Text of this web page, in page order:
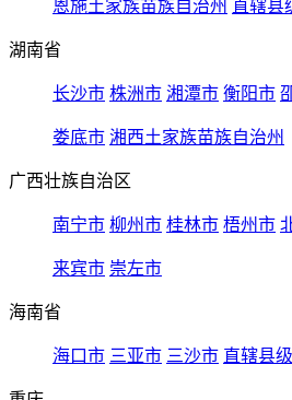
恩施土家族苗族自治州 直辖县
湖南省
长沙市 株洲市 湘潭市 衡阳市
娄底市 湘西土家族苗族自治州
广西壮族自治区
南宁市 柳州市 桂林市 梧州市
来宾市 崇左市
海南省
海口市 三亚市 三沙市 直辖县级